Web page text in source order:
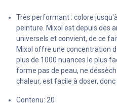
Très performant : colore
peinture. Mixol est depuis des
universels et convient, de ce
Mixol offre une concentration
plus de 1000 nuances le plus
forme pas de peau, ne
chaleur, est facile à doser,
Contenu: 20